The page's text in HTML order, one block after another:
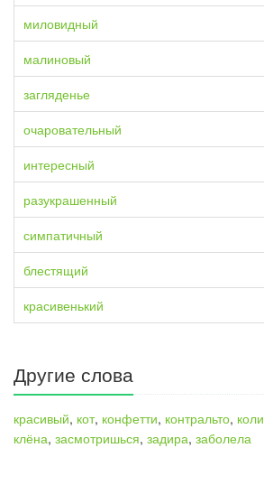
миловидный
малиновый
загляденье
очаровательный
интересный
разукрашенный
симпатичный
блестящий
красивенький
Другие слова
красивый, кот, конфетти, контральто, коли
клёна, засмотришься, задира, заболела